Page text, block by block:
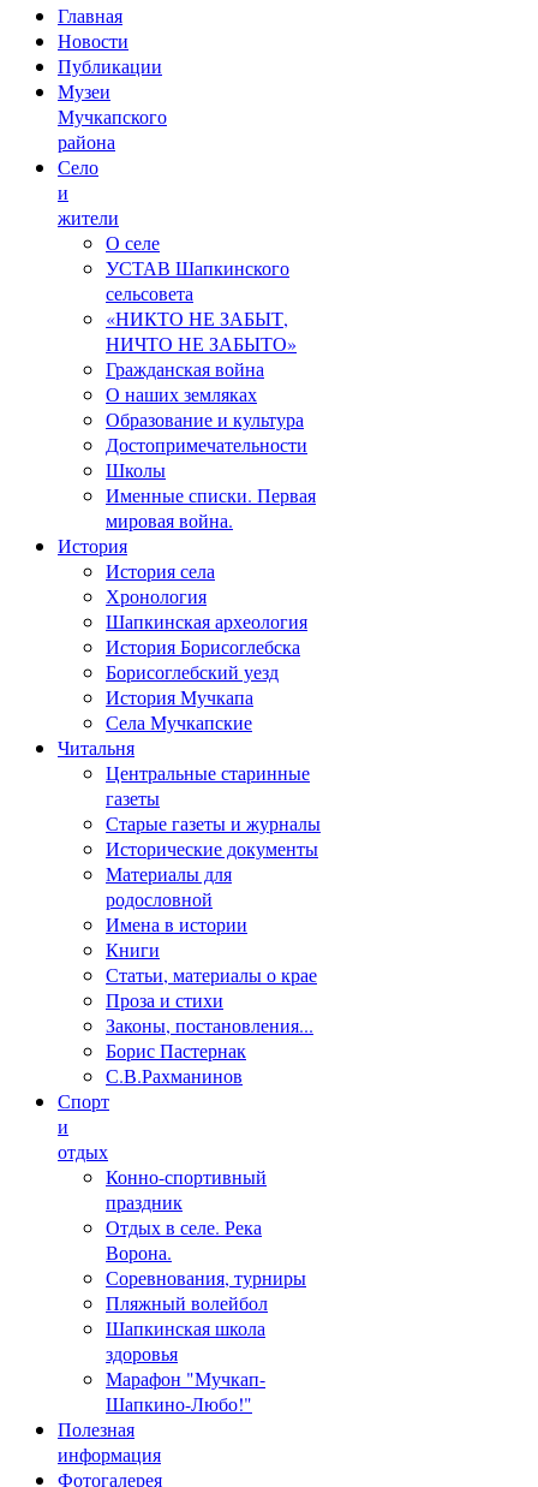
Главная
Новости
Публикации
Музеи
Мучкапского
района
Село
и
жители
О селе
УСТАВ Шапкинского
сельсовета
«НИКТО НЕ ЗАБЫТ,
НИЧТО НЕ ЗАБЫТО»
Гражданская война
О наших земляках
Образование и культура
Достопримечательности
Школы
Именные списки. Первая
мировая война.
История
История села
Хронология
Шапкинская археология
История Борисоглебска
Борисоглебский уезд
История Мучкапа
Села Мучкапские
Читальня
Центральные старинные
газеты
Старые газеты и журналы
Исторические документы
Материалы для
родословной
Имена в истории
Книги
Статьи, материалы о крае
Проза и стихи
Законы, постановления...
Борис Пастернак
С.В.Рахманинов
Спорт
и
отдых
Конно-спортивный
праздник
Отдых в селе. Река
Ворона.
Соревнования, турниры
Пляжный волейбол
Шапкинская школа
здоровья
Марафон "Мучкап-
Шапкино-Любо!"
Полезная
информация
Фотогалерея